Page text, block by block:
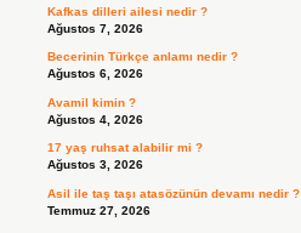
Kafkas dilleri ailesi nedir ?
Ağustos 7, 2026
Becerinin Türkçe anlamı nedir ?
Ağustos 6, 2026
Avamil kimin ?
Ağustos 4, 2026
17 yaş ruhsat alabilir mi ?
Ağustos 3, 2026
Asil ile taş taşı atasözünün devamı nedir ?
Temmuz 27, 2026